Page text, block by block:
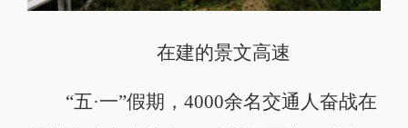
在建的景文高速
“五·一”假期，4000余名交通人奋战在